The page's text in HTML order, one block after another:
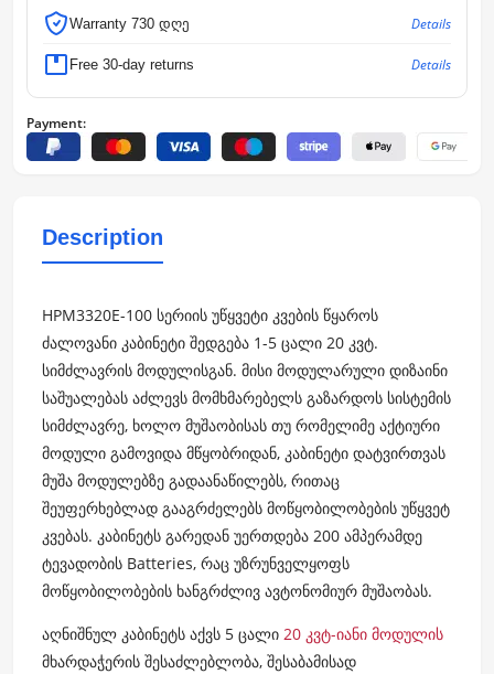
Warranty 730 დღე Details
Free 30-day returns Details
Payment:
Description
HPM3320E-100 სერიის უწყვეტი კვების წყაროს
ძალოვანი კაბინეტი შედგება 1-5 ცალი 20 კვტ.
სიმძლავრის მოდულისგან. მისი მოდულარული დიზაინი
საშუალებას აძლევს მომხმარებელს გაზარდოს სისტემის
სიმძლავრე, ხოლო მუშაობისას თუ რომელიმე აქტიური
მოდული გამოვიდა მწყობრიდან, კაბინეტი დატვირთვას
მუშა მოდულებზე გადაანაწილებს, რითაც
შეუფერხებლად გააგრძელებს მოწყობილობების უწყვეტ
კვებას. კაბინეტს გარედან უერთდება 200 ამპერამდე
ტევადობის Batteries, რაც უზრუნველყოფს
მოწყობილობების ხანგრძლივ ავტონომიურ მუშაობას.
აღნიშნულ კაბინეტს აქვს 5 ცალი 20 კვტ-იანი მოდულის
მხარდაჭერის შესაძლებლობა, შესაბამისად